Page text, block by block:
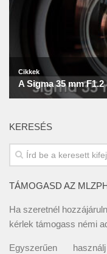
KERESÉS
TÁMOGASD AZ
Ha szeretnél
kérlek támogass némi
Egyszerűen